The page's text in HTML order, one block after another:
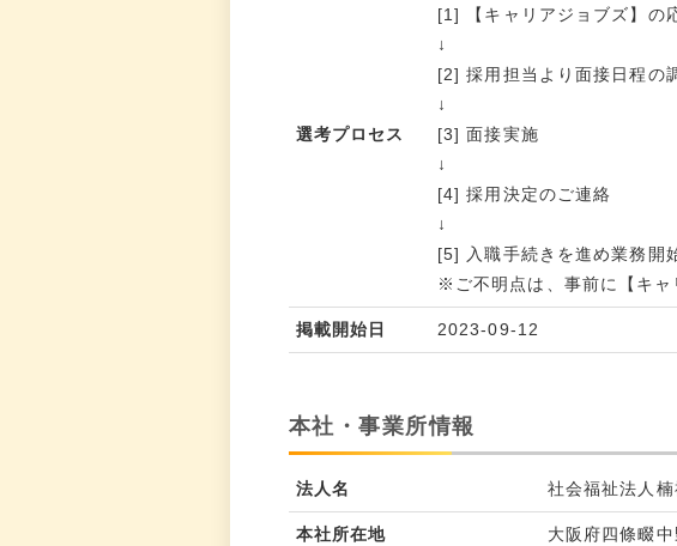
選考プロセス
[1] 【キャリアジョブズ】の
↓
[2] 採用担当より面接日程の
↓
[3] 面接実施
↓
[4] 採用決定のご連絡
↓
[5] 入職手続きを進め業務開
※ご不明点は、事前に【キャ
掲載開始日 2023-09-12
本社・事業所情報
法人名 社会福祉法人楠
本社所在地 大阪府四條畷